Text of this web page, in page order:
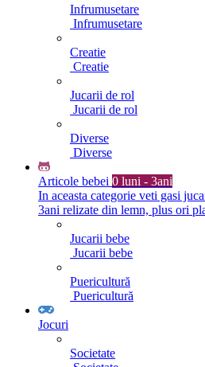
Infrumusetare
Infrumusetare
Creatie
Creatie
Jucarii de rol
Jucarii de rol
Diverse
Diverse
Articole bebei 0 luni - 3ani
In aceasta categorie veti gasi
3ani relizate din lemn, plus ori
Jucarii bebe
Jucarii bebe
Puericultură
Puericultură
Jocuri
Societate